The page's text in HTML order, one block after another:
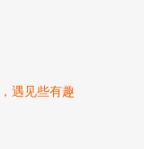
遇见些有趣